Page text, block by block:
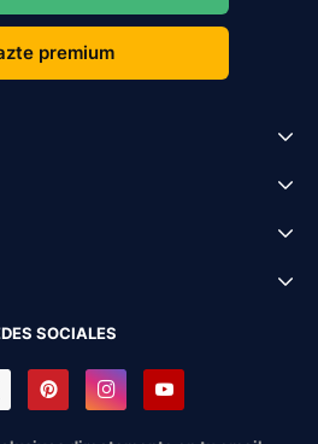
premium
SOCIALES